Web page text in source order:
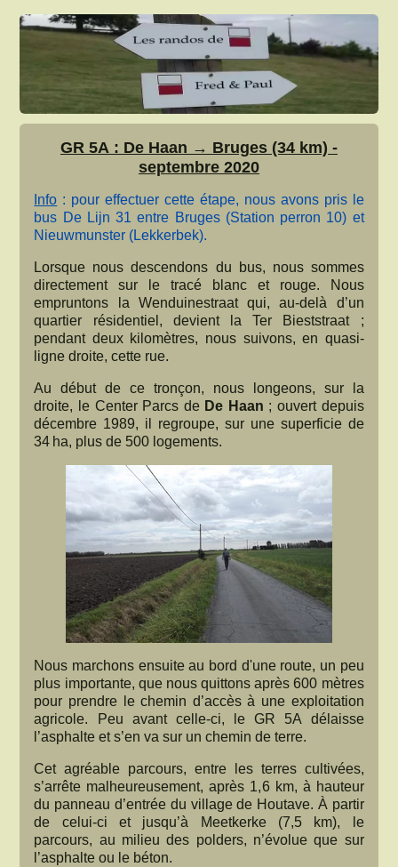
GR 5A : De Haan → Bruges (34 km) -
septembre 2020
Info : pour effectuer cette étape, nous avons pris le
bus De Lijn 31 entre Bruges (Station perron 10) et
Nieuwmunster (Lekkerbek).
Lorsque nous descendons du bus, nous sommes
directement sur le tracé blanc et rouge. Nous
empruntons la Wenduinestraat qui, au-delà d’un
quartier résidentiel, devient la Ter Bieststraat ;
pendant deux kilomètres, nous suivons, en quasi-
ligne droite, cette rue.
Au début de ce tronçon, nous longeons, sur la
droite, le Center Parcs de De Haan ; ouvert depuis
décembre 1989, il regroupe, sur une superficie de
34 ha, plus de 500 logements.
Nous marchons ensuite au bord d'une route, un peu
plus importante, que nous quittons après 600 mètres
pour prendre le chemin d’accès à une exploitation
agricole. Peu avant celle-ci, le GR 5A délaisse
l’asphalte et s’en va sur un chemin de terre.
Cet agréable parcours, entre les terres cultivées,
s’arrête malheureusement, après 1,6 km, à hauteur
du panneau d’entrée du village de Houtave. À partir
de celui-ci et jusqu’à Meetkerke (7,5 km), le
parcours, au milieu des polders, n’évolue que sur
l’asphalte ou le béton.